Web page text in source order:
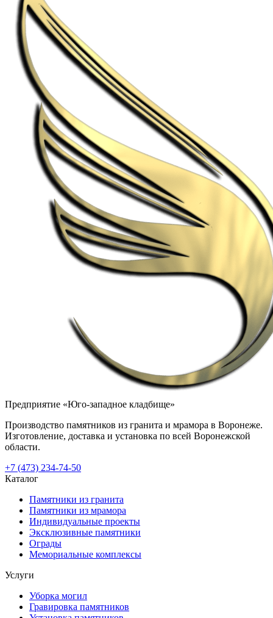
Предприятие «Юго-западное кладбище»
Производство памятников из гранита и мрамора в Воронеже.
Изготовление, доставка и установка по всей Воронежской
области.
+7 (473) 234-74-50
Каталог
Памятники из гранита
Памятники из мрамора
Индивидуальные проекты
Эксклюзивные памятники
Ограды
Мемориальные комплексы
Услуги
Уборка могил
Гравировка памятников